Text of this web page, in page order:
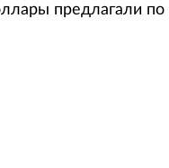
предлагали по